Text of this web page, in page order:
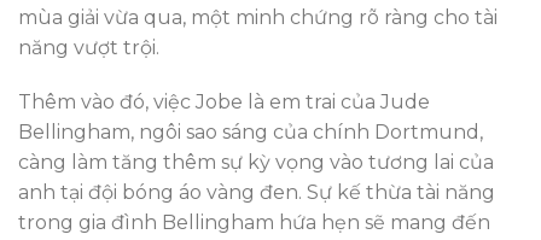
mùa giải vừa qua, một minh chứng rõ ràng cho tài
năng vượt trội.
Thêm vào đó, việc Jobe là em trai của Jude
Bellingham, ngôi sao sáng của chính Dortmund,
càng làm tăng thêm sự kỳ vọng vào tương lai của
anh tại đội bóng áo vàng đen. Sự kế thừa tài năng
trong gia đình Bellingham hứa hẹn sẽ mang đến